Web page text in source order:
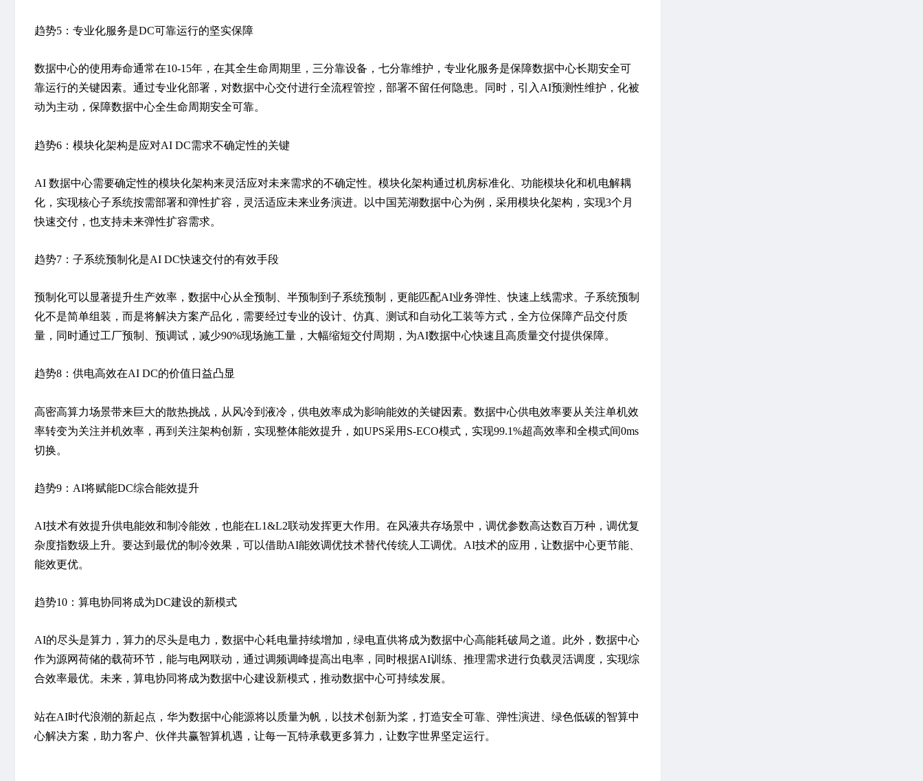
趋势5：专业化服务是DC可靠运行的坚实保障
数据中心的使用寿命通常在10-15年，在其全生命周期里，三分靠设备，七分靠维护，专业化服务是保障数据中心长期安全可
靠运行的关键因素。通过专业化部署，对数据中心交付进行全流程管控，部署不留任何隐患。同时，引入AI预测性维护，化被
动为主动，保障数据中心全生命周期安全可靠。
趋势6：模块化架构是应对AI DC需求不确定性的关键
AI 数据中心需要确定性的模块化架构来灵活应对未来需求的不确定性。 模块化架构通过机房标准化、功能模块化和机电解耦
化，实现核心子系统按需部署和弹性扩容，灵活适应未来业务演进。以中国芜湖数据中心为例，采用模块化架构，实现3个月
快速交付，也支持未来弹性扩容需求。
趋势7：子系统预制化是AI DC快速交付的有效手段
预制化可以显著提升生产效率，数据中心从全预制、半预制到子系统预制，更能匹配AI业务弹性、快速上线需求。 子系统预制
化不是简单组装，而是将解决方案产品化 ，需要经过专业的设计、仿真、测试和自动化工装等方式，全方位保障产品交付质
量，同时通过工厂预制、预调试，减少90%现场施工量，大幅缩短交付周期，为AI数据中心快速且高质量交付提供保障。
趋势8：供电高效在AI DC的价值日益凸显
高密高算力场景带来巨大的散热挑战，从风冷到液冷，供电效率成为影响能效的关键因素。数据中心供电效率要从关注单机效
率转变为关注并机效率，再到关注架构创新，实现整体能效提升，如UPS采用S-ECO模式，实现99.1%超高效率和全模式间0ms
切换。
趋势9：AI将赋能DC综合能效提升
AI技术有效提升供电能效和制冷能效，也能在L1&L2联动发挥更大作用。在风液共存场景中，调优参数高达数百万种，调优复
杂度指数级上升。要达到最优的制冷效果，可以借助AI能效调优技术替代传统人工调优。AI技术的应用，让数据中心更节能、
能效更优。
趋势10：算电协同将成为DC建设的新模式
AI的尽头是算力，算力的尽头是电力，数据中心耗电量持续增加，绿电直供将成为数据中心高能耗破局之道。此外，数据中心
作为源网荷储的载荷环节，能与电网联动，通过调频调峰提高出电率，同时根据AI训练、推理需求进行负载灵活调度，实现综
合效率最优。未来，算电协同将成为数据中心建设新模式，推动数据中心可持续发展。
站在AI时代浪潮的新起点，华为数据中心能源将以质量为帆，以技术创新为桨，打造安全可靠、弹性演进、绿色低碳的智算中
心解决方案，助力客户、伙伴共赢智算机遇，让每一瓦特承载更多算力，让数字世界坚定运行。